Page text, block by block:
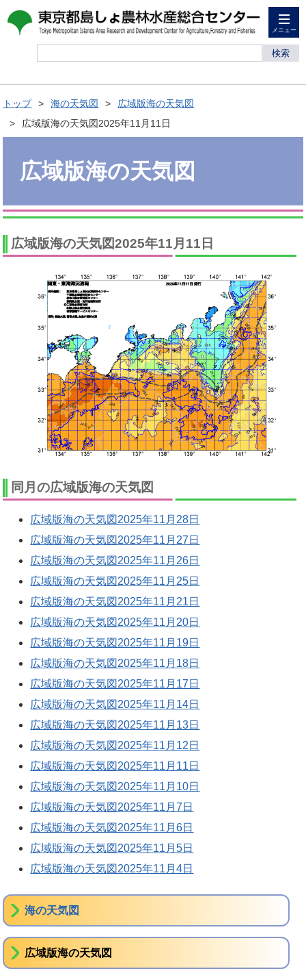
メニュー
検索
トップ 海の天気図
広域版海の天気図
広域版海の天気図2025年11月11日
広域版海の天気図
広域版海の天気図2025年11月11日
同月の広域版海の天気図
広域版海の天気図2025年11月28日
広域版海の天気図2025年11月27日
広域版海の天気図2025年11月26日
広域版海の天気図2025年11月25日
広域版海の天気図2025年11月21日
広域版海の天気図2025年11月20日
広域版海の天気図2025年11月19日
広域版海の天気図2025年11月18日
広域版海の天気図2025年11月17日
広域版海の天気図2025年11月14日
広域版海の天気図2025年11月13日
広域版海の天気図2025年11月12日
広域版海の天気図2025年11月11日
広域版海の天気図2025年11月10日
広域版海の天気図2025年11月7日
広域版海の天気図2025年11月6日
広域版海の天気図2025年11月5日
広域版海の天気図2025年11月4日
海の天気図
広域版海の天気図